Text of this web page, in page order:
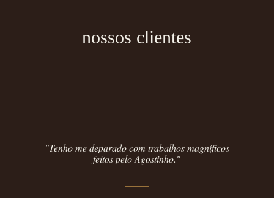
nossos clientes
"Tenho me deparado com trabalhos magníficos
feitos pelo Agostinho."